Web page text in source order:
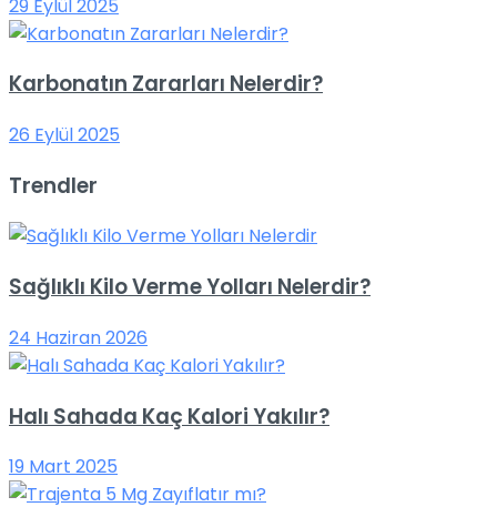
29 Eylül 2025
Karbonatın Zararları Nelerdir?
26 Eylül 2025
Trendler
Sağlıklı Kilo Verme Yolları Nelerdir?
24 Haziran 2026
Halı Sahada Kaç Kalori Yakılır?
19 Mart 2025